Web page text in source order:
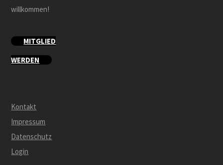
willkommen!
MITGLIED
WERDEN
Kontakt
Impressum
Datenschutz
Login